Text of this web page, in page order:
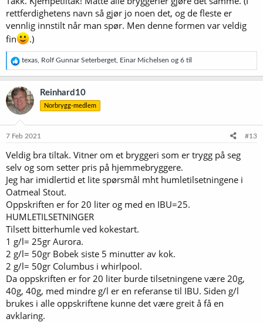
rettferdighetens navn så gjør jo noen det, og de fleste er
vennlig innstilt når man spør. Men denne formen var veldig
fin
.)
R
e
a
k
s
j
o
e
:
texas Rolf Gunnar Seterberget Einar Michelsen og 6 til
Reinhard10
Norbrygg-medlem
7 Feb 2021 #13
Veldig bra tiltak. Vitner om et bryggeri som er trygg på seg
selv og som setter pris på hjemmebryggere.
Jeg har imidlertid et lite spørsmål mht humletilsetningene i
Oatmeal Stout.
Oppskriften er for 20 liter og med en IBU=25.
HUMLETILSETNINGER
Tilsett bitterhumle ved kokestart.
1 g/l= 25gr Aurora.
2 g/l= 50gr Bobek siste 5 minutter av kok.
2 g/l= 50gr Columbus i whirlpool.
Da oppskriften er for 20 liter burde tilsetningene være 20g,
40g, 40g, med mindre g/l er en referanse til IBU. Siden g/l
brukes i alle oppskriftene kunne det være greit å få en
avklaring.